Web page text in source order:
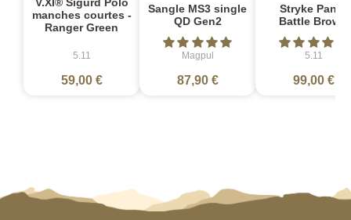
manches courtes -
Ranger Green
5.11
59,00 €
Sangle MS3 single
QD Gen2
Magpul
87,90 €
Stryke Pant -
Battle Brown
5.11
99,00 €